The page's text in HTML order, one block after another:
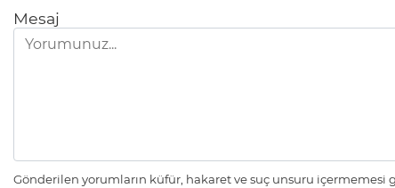
Mesaj
Gönderilen yorumların küfür, hakaret ve suç unsuru içermemesi